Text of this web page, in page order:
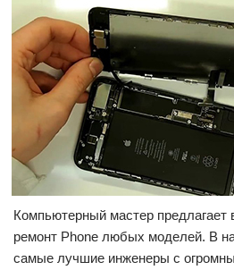
Компьютерный мастер предлагает
ремонт Phone любых моделей. В
самые лучшие инженеры с